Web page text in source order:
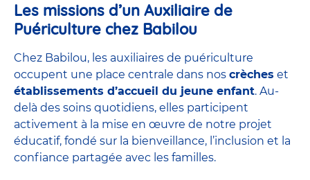
Les missions d’un Auxiliaire de
Puériculture chez Babilou
Chez Babilou, les auxiliaires de puériculture
occupent une place centrale dans nos crèches et
établissements d’accueil du jeune enfant. Au-
delà des soins quotidiens, elles participent
activement à la mise en œuvre de notre projet
éducatif, fondé sur la bienveillance, l’inclusion et la
confiance partagée avec les familles.